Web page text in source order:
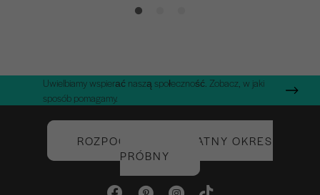
Uwielbiamy wspierać naszą społeczność. Zobacz, w jaki
sposób pomagamy.
ROZPOCZNIJ BEZPŁATNY OKRES
PRÓBNY